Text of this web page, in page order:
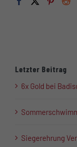
Letzter Beitrag
6x Gold bei
Siegerehrung